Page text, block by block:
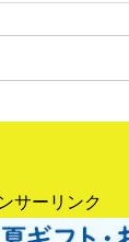
サーリンク